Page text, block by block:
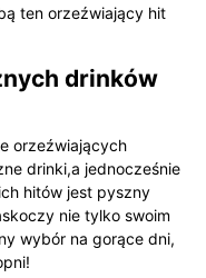
ten orzeźwiający hit
drinków
orzeźwiających
drinki,a jednocześnie
hitów jest pyszny
nie tylko swoim
wybór na gorące dni,